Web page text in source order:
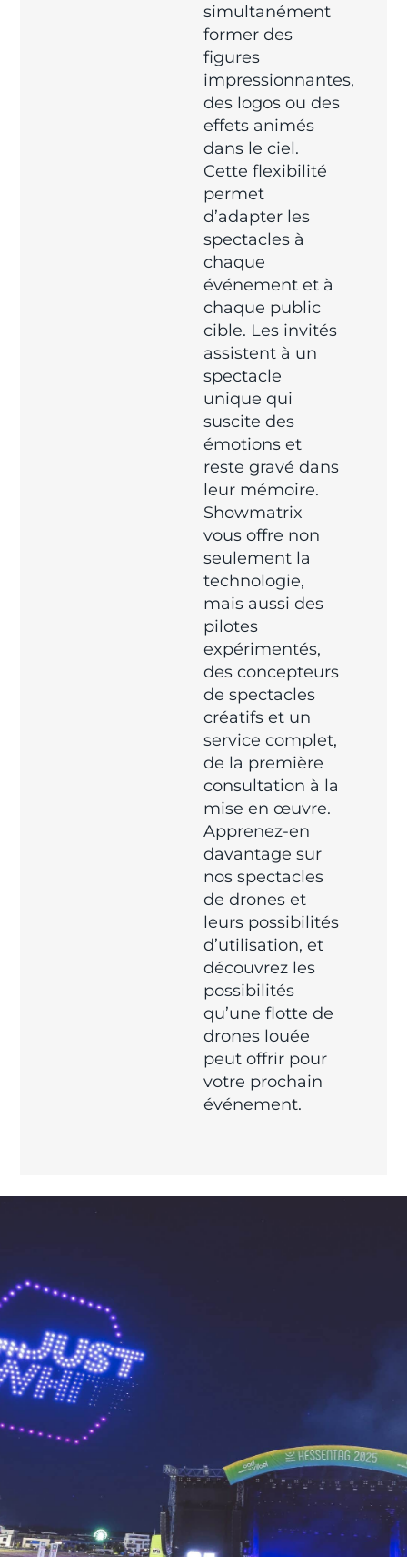
simultanément
former des
figures
impressionnantes,
des logos ou des
effets animés
dans le ciel.
Cette flexibilité
permet
d’adapter les
spectacles à
chaque
événement et à
chaque public
cible. Les invités
assistent à un
spectacle
unique qui
suscite des
émotions et
reste gravé dans
leur mémoire.
Showmatrix
vous offre non
seulement la
technologie,
mais aussi des
pilotes
expérimentés,
des concepteurs
de spectacles
créatifs et un
service complet,
de la première
consultation à la
mise en œuvre.
Apprenez-en
davantage sur
nos spectacles
de drones et
leurs possibilités
d’utilisation, et
découvrez les
possibilités
qu’une flotte de
drones louée
peut offrir pour
votre prochain
événement.